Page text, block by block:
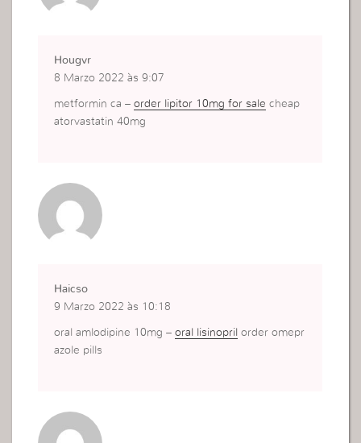
Hougvr
8 Marzo 2022 às 9:07
metformin ca –order lipitor 10mg for sale cheap
atorvastatin 40mg
Haicso
9 Marzo 2022 às 10:18
oral amlodipine 10mg –oral lisinopril order omepr
azole pills